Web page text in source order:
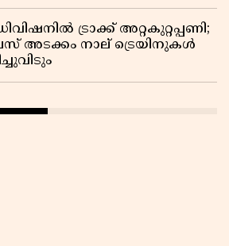
ട്രാക്ക് അറ്റകുറ്റപ്പണി;
അടക്കം നാല് ട്രെയിനുകൾ